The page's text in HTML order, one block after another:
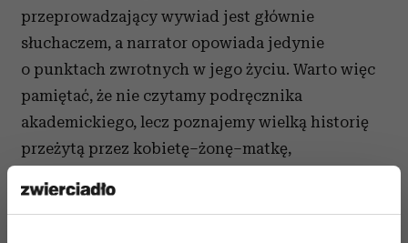
przeprowadzający wywiad jest głównie
słuchaczem, a narrator opowiada jedynie
o punktach zwrotnych w jego życiu. Warto więc
pamiętać, że nie czytamy podręcznika
akademickiego, lecz poznajemy wielką historię
przeżytą przez kobietę–żonę–matkę,
Opracował Piotr Adamowicz, Wydawnictwo